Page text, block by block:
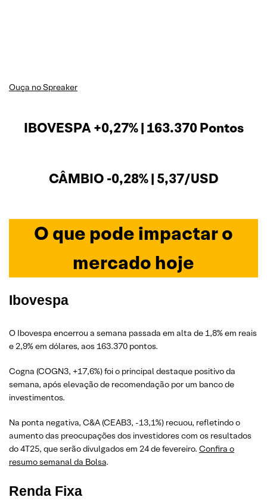
Ouça no Spreaker
IBOVESPA +0,27% | 163.370 Pontos
CÂMBIO -0,28% | 5,37/USD
O que pode impactar o
mercado hoje
Ibovespa
O Ibovespa encerrou a semana passada em alta de 1,8% em reais
e 2,9% em dólares, aos 163.370 pontos.
Cogna (COGN3, +17,6%) foi o principal destaque positivo da
semana, após elevação de recomendação por um banco de
investimentos.
Na ponta negativa, C&A (CEAB3, -13,1%) recuou, refletindo o
aumento das preocupações dos investidores com os resultados
do 4T25, que serão divulgados em 24 de fevereiro. Confira o
resumo semanal da Bolsa.
Renda Fixa